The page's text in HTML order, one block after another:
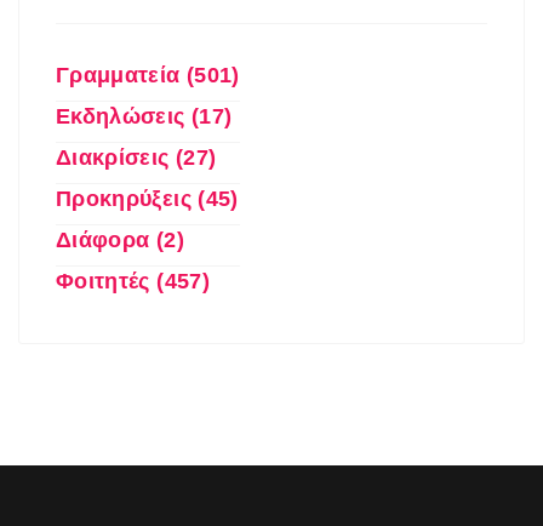
Γραμματεία (501)
Εκδηλώσεις (17)
Διακρίσεις (27)
Προκηρύξεις (45)
Διάφορα (2)
Φοιτητές (457)